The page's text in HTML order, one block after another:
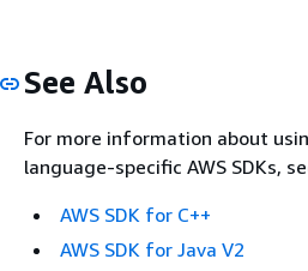
See Also
For more information about
language-specific AWS SDKs,
AWS SDK for C++
AWS SDK for Java V2